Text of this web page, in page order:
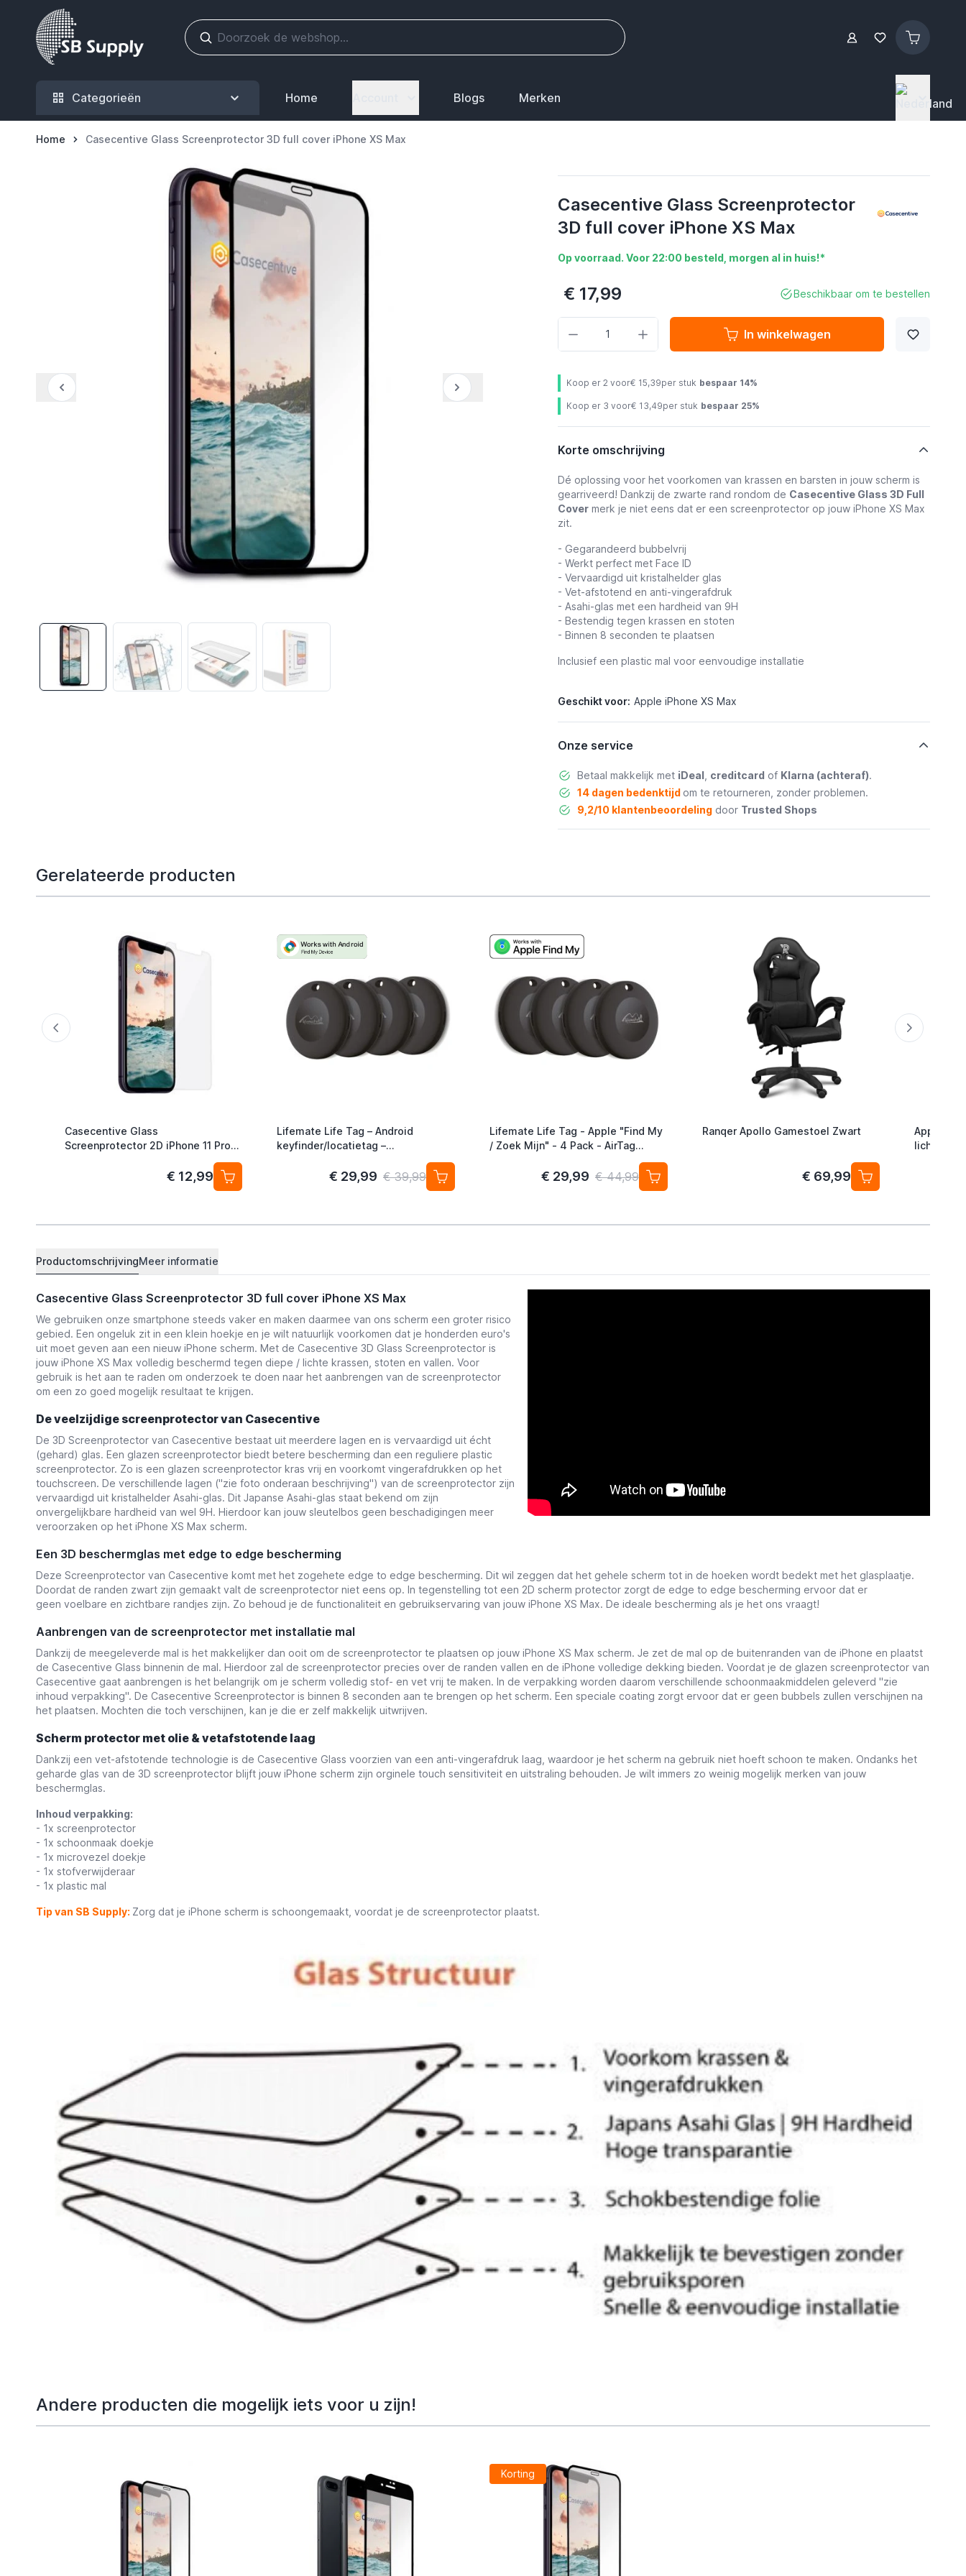
Ga naar de inhoud
Categorieën Home Blogs Merken
Home Casecentive Glass Screenprotector 3D full cover iPhone XS Max
Casecentive Glass Screenprotector
3D full cover iPhone XS Max
Op voorraad. Voor 22:00 besteld, morgen al in huis!*
€ 17,99 Beschikbaar om te bestellen
In winkelwagen
Koop er 2 voor€ 15,39per stuk bespaar 14%
Koop er 3 voor€ 13,49per stuk bespaar 25%
Korte omschrijving
Dé oplossing voor het voorkomen van krassen en barsten in jouw scherm is
gearriveerd! Dankzij de zwarte rand rondom de Casecentive Glass 3D Full
Covermerk je niet eens dat er een screenprotector op jouw iPhone XS Max
zit.
- Gegarandeerd bubbelvrij
- Werkt perfect met Face ID
- Vervaardigd uit kristalhelder glas
- Vet-afstotend en anti-vingerafdruk
- Asahi-glas met een hardheid van 9H
- Bestendig tegen krassen en stoten
- Binnen 8 seconden te plaatsen
Inclusief een plastic mal voor eenvoudige installatie
Geschikt voor: Apple iPhone XS Max
Onze service
Betaal makkelijk met iDeal creditcard of Klarna (achteraf).
14 dagen bedenktijd om te retourneren, zonder problemen.
9,2/10 klantenbeoordelingdoor Trusted Shops
Gerelateerde producten
Casecentive Glass
Screenprotector 2D iPhone 11 Pro
€ 12,99
Lifemate Life Tag – Android
keyfinder/locatietag –
Android/Google Find My Device –
€ 29,99 € 39,99
Lifemate Life Tag - Apple "Find My
/ Zoek Mijn" - 4 Pack - AirTag
€ 29,99 € 44,99
Ranqer Apollo Gamestoel Zwart
€ 69,99
Apple
ProductomschrijvingMeer informatie
Casecentive Glass Screenprotector 3D full cover iPhone XS Max
We gebruiken onze smartphone steeds vaker en maken daarmee van ons scherm een groter risico
gebied. Een ongeluk zit in een klein hoekje en je wilt natuurlijk voorkomen dat je honderden euro's
uit moet geven aan een nieuw iPhone scherm. Met de Casecentive 3D Glass Screenprotector is
jouw iPhone XS Max volledig beschermd tegen diepe / lichte krassen, stoten en vallen. Voor
gebruik is het aan te raden om onderzoek te doen naar het aanbrengen van de screenprotector
om een zo goed mogelijk resultaat te krijgen.
De veelzijdige screenprotector van Casecentive
De 3D Screenprotector van Casecentive bestaat uit meerdere lagen en is vervaardigd uit écht
(gehard) glas. Een glazen screenprotector biedt betere bescherming dan een reguliere plastic
screenprotector. Zo is een glazen screenprotector kras vrij en voorkomt vingerafdrukken op het
touchscreen. De verschillende lagen (''zie foto onderaan beschrijving'') van de screenprotector zijn
vervaardigd uit kristalhelder Asahi-glas. Dit Japanse Asahi-glas staat bekend om zijn
onvergelijkbare hardheid van wel 9H. Hierdoor kan jouw sleutelbos geen beschadigingen meer
veroorzaken op het iPhone XS Max scherm.
Een 3D beschermglas met edge to edge bescherming
Deze Screenprotector van Casecentive komt met het zogehete edge to edge bescherming. Dit wil zeggen dat het gehele scherm tot in de hoeken wordt bedekt met het glasplaatje.
Doordat de randen zwart zijn gemaakt valt de screenprotector niet eens op. In tegenstelling tot een 2D scherm protector zorgt de edge to edge bescherming ervoor dat er
geen voelbare en zichtbare randjes zijn. Zo behoud je de functionaliteit en gebruikservaring van jouw iPhone XS Max. De ideale bescherming als je het ons vraagt!
Aanbrengen van de screenprotector met installatie mal
Dankzij de meegeleverde mal is het makkelijker dan ooit om de screenprotector te plaatsen op jouw iPhone XS Max scherm. Je zet de mal op de buitenranden van de iPhone en plaatst
de Casecentive Glass binnenin de mal. Hierdoor zal de screenprotector precies over de randen vallen en de iPhone volledige dekking bieden. Voordat je de glazen screenprotector van
Casecentive gaat aanbrengen is het belangrijk om je scherm volledig stof- en vet vrij te maken. In de verpakking worden daarom verschillende schoonmaakmiddelen geleverd ''zie
inhoud verpakking''. De Casecentive Screenprotector is binnen 8 seconden aan te brengen op het scherm. Een speciale coating zorgt ervoor dat er geen bubbels zullen verschijnen na
het plaatsen. Mochten die toch verschijnen, kan je die er zelf makkelijk uitwrijven.
Scherm protector met olie & vetafstotende laag
Dankzij een vet-afstotende technologie is de Casecentive Glass voorzien van een anti-vingerafdruk laag, waardoor je het scherm na gebruik niet hoeft schoon te maken. Ondanks het
geharde glas van de 3D screenprotector blijft jouw iPhone scherm zijn orginele touch sensitiviteit en uitstraling behouden. Je wilt immers zo weinig mogelijk merken van jouw
beschermglas.
Inhoud verpakking:
- 1x screenprotector
- 1x schoonmaak doekje
- 1x microvezel doekje
- 1x stofverwijderaar
- 1x plastic mal
Tip van SB Supply: Zorg dat je iPhone scherm is schoongemaakt, voordat je de screenprotector plaatst.
Andere producten die mogelijk iets voor u zijn!
Korting